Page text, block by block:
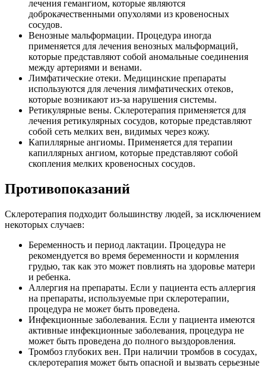
лечения гемангиом, которые являются
доброкачественными опухолями из кровеносных
сосудов.
Венозные мальформации. Процедура иногда
применяется для лечения венозных мальформаций,
которые представляют собой аномальные соединения
между артериями и венами.
Лимфатические отеки. Медицинские препараты
используются для лечения лимфатических отеков,
которые возникают из-за нарушения системы.
Ретикулярные вены. Склеротерапия применяется для
лечения ретикулярных сосудов, которые представляют
собой сеть мелких вен, видимых через кожу.
Капиллярные ангиомы. Применяется для терапии
капиллярных ангиом, которые представляют собой
скопления мелких кровеносных сосудов.
Противопоказаний
Склеротерапия подходит большинству людей, за исключением
некоторых случаев:
Беременность и период лактации. Процедура не
рекомендуется во время беременности и кормления
грудью, так как это может повлиять на здоровье матери
и ребенка.
Аллергия на препараты. Если у пациента есть аллергия
на препараты, используемые при склеротерапии,
процедура не может быть проведена.
Инфекционные заболевания. Если у пациента имеются
активные инфекционные заболевания, процедура не
может быть проведена до полного выздоровления.
Тромбоз глубоких вен. При наличии тромбов в сосудах,
склеротерапия может быть опасной и вызвать серьезные